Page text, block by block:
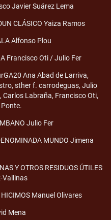
Javier Suárez Lema
CLÁSICO Yaiza Ramos
Alfonso Plou
Francisco Oti / Julio Fer
Ana Abad de Larriva,
sther f. carrodeguas, Julio
Carlos Labraña, Francisco Oti,
Ponte.
Julio Fer
MUNDO Jimena
Y OTROS RESIDUOS ÚTILES
Vallinas
HICIMOS Manuel Olivares
Mena